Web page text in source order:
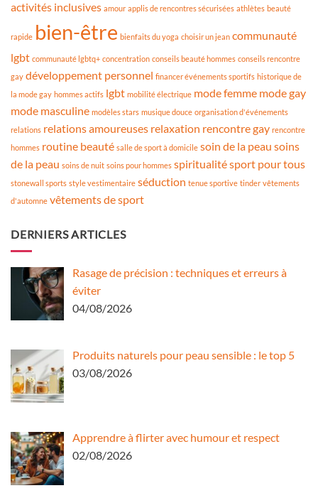
activités inclusives amour applis de rencontres sécurisées athlètes beauté
rapide bien-être bienfaits du yoga choisir un jean communauté
lgbt communauté lgbtq+ concentration conseils beauté hommes conseils rencontre
gay développement personnel financer événements sportifs historique de
la mode gay hommes actifs lgbt mobilité électrique mode femme mode gay
mode masculine modèles stars musique douce organisation d'événements
relations relations amoureuses relaxation rencontre gay rencontre
hommes routine beauté salle de sport à domicile soin de la peau soins
de la peau soins de nuit soins pour hommes spiritualitésport pour tous
stonewall sports style vestimentaire séduction tenue sportive tinder vêtements
d'automne vêtements de sport
DERNIERS ARTICLES
Rasage de précision : techniques et erreurs à
éviter
04/08/2026
Produits naturels pour peau sensible : le top 5
03/08/2026
Apprendre à flirter avec humour et respect
02/08/2026